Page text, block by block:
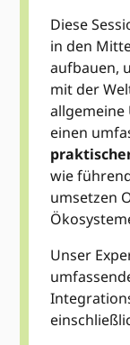
Diese
in den
aufbauen,
mit der
allgemeine
einen
wie
umsetzen
Unser